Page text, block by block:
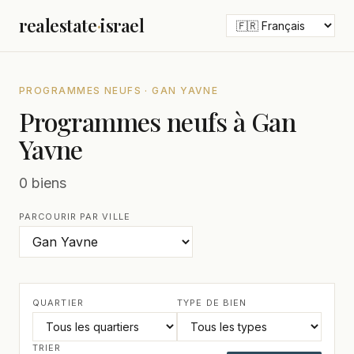
realestate·israel
PROGRAMMES NEUFS · GAN YAVNE
Programmes neufs à Gan
Yavne
0 biens
PARCOURIR PAR VILLE
QUARTIER TYPE DE BIEN
TRIER